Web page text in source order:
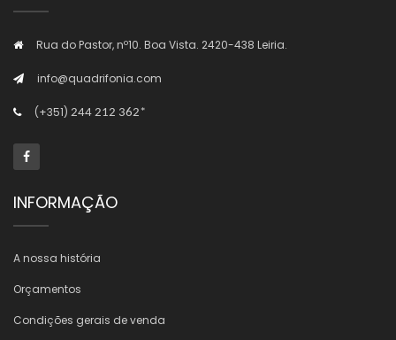
Rua do Pastor, nº10. Boa Vista. 2420-438 Leiria.
info@quadrifonia.com
(+351) 244 212 362*
INFORMAÇÃO
A nossa história
Orçamentos
Condições gerais de venda